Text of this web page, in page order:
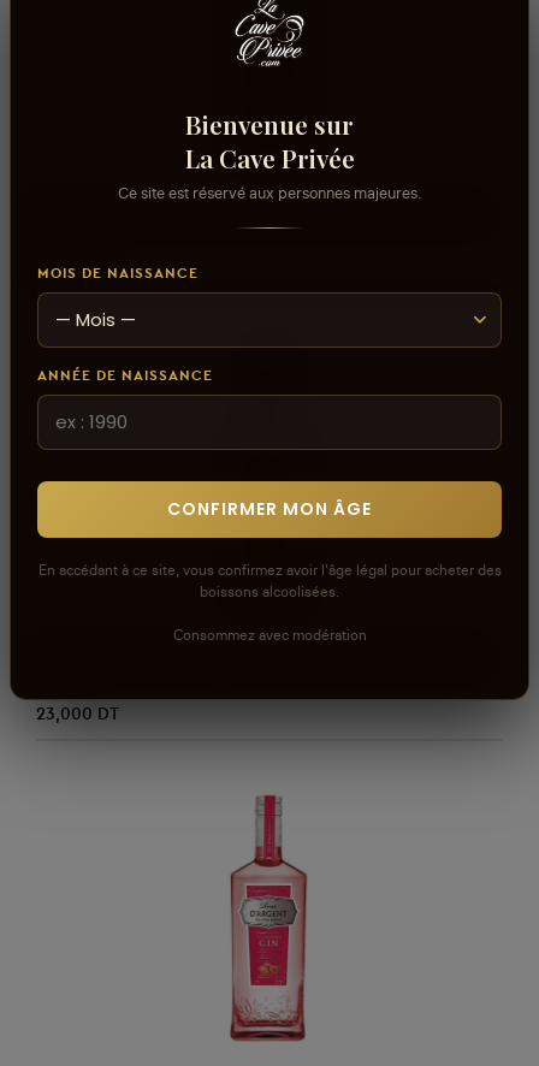
AJOUTER AU PANIER
6,000 DT
23,000 DT
Bienvenue sur
La Cave Privée
Ce site est réservé aux personnes majeures.
MOIS DE NAISSANCE
ANNÉE DE NAISSANCE
CONFIRMER MON ÂGE
En accédant à ce site, vous confirmez avoir l'âge légal pour acheter des
boissons alcoolisées.
Consommez avec modération